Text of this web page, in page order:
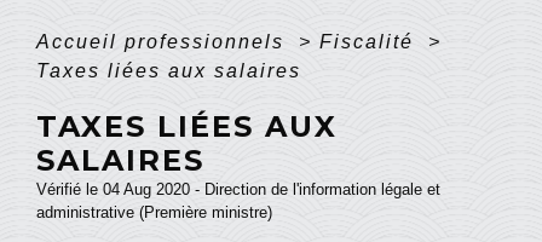
Accueil professionnels > Fiscalité
>
Taxes liées aux salaires
TAXES LIÉES AUX
SALAIRES
Vérifié le 04 Aug 2020 - Direction de l'information légale et
administrative (Première ministre)